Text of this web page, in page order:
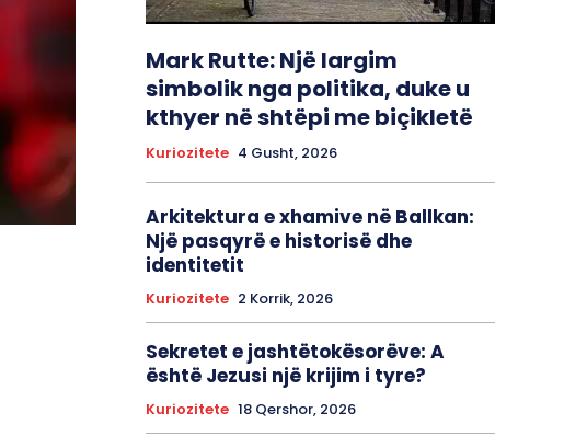
Mark Rutte: Një largim
simbolik nga politika, duke u
kthyer në shtëpi me biçikletë
Kuriozitete 4 Gusht, 2026
Arkitektura e xhamive në Ballkan:
Një pasqyrë e historisë dhe
identitetit
Kuriozitete 2 Korrik, 2026
Sekretet e jashtëtokësorëve: A
është Jezusi një krijim i tyre?
Kuriozitete 18 Qershor, 2026